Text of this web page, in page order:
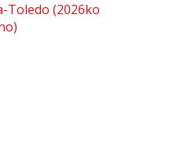
Toledo (2026ko